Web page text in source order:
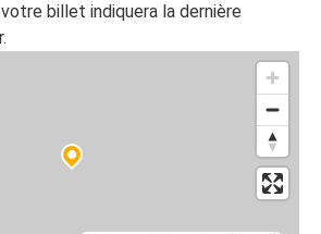
billet indiquera la dernière